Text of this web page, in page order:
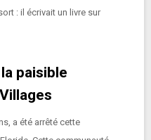
: il écrivait un livre sur
paisible
a été arrêté cette